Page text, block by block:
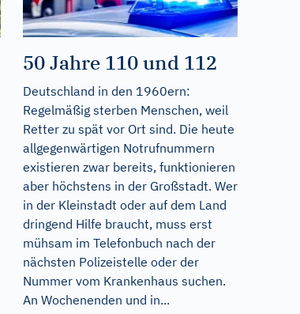
50 Jahre 110 und 112
Deutschland in den 1960ern:
Regelmäßig sterben Menschen, weil
Retter zu spät vor Ort sind. Die heute
allgegenwärtigen Notrufnummern
existieren zwar bereits, funktionieren
aber höchstens in der Großstadt. Wer
in der Kleinstadt oder auf dem Land
dringend Hilfe braucht, muss erst
mühsam im Telefonbuch nach der
nächsten Polizeistelle oder der
Nummer vom Krankenhaus suchen.
An Wochenenden und in...